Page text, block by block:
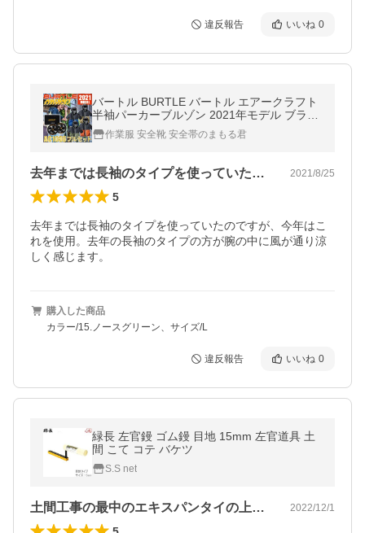
違反報告 いいね 0
バートル BURTLE バートル エアークラフト
半袖パーカーブルゾン 2021年モデル ブラッ
クファン バッテリーセット AC1086 AC260
A 作業服 安全靴 安全帯のまもる君
去年までは長袖のタイプを使っていたので… 2021/8/25
5
去年までは長袖のタイプを使っていたのですが、今年はこ
れを使用。去年の長袖のタイプの方が腕の中に風が通り涼
しく感じます。
購入した商品
カラー/15.ノースグリーン、サイズ/L
違反報告 いいね 0
緑長 左官鏝 ゴム鏝 目地 15mm 左官道具 土
間 こて コテ バケツ
S.S net
土間工事の最中のエキスパンタイの上に付… 2022/12/1